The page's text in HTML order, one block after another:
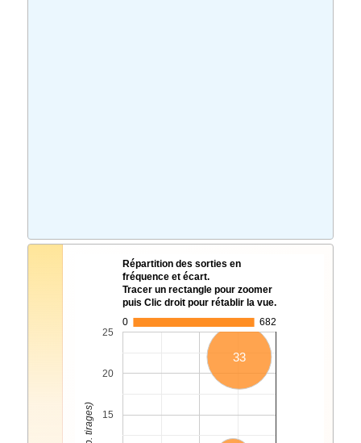
Répartition des sorties en
fréquence et écart.
Tracer un rectangle pour zoomer
puis Clic droit pour rétablir la vue.
0
682
33
15
20
25